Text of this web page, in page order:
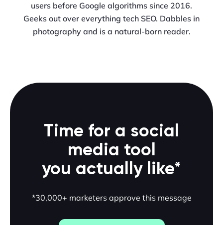
users before Google algorithms since 2016.
Geeks out over everything tech SEO. Dabbles in
photography and is a natural-born reader.
Time for a social
media tool
you actually like*
*30,000+ marketers approve this message